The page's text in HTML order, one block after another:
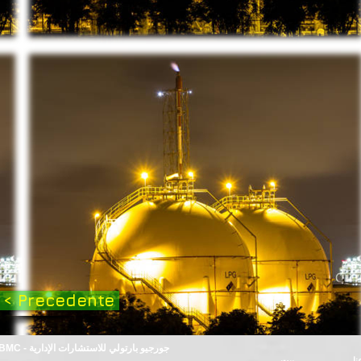
< Precedente
© 2024 بواسطة GBMC - جورجيو بارتولي للاستشارات الإدارية